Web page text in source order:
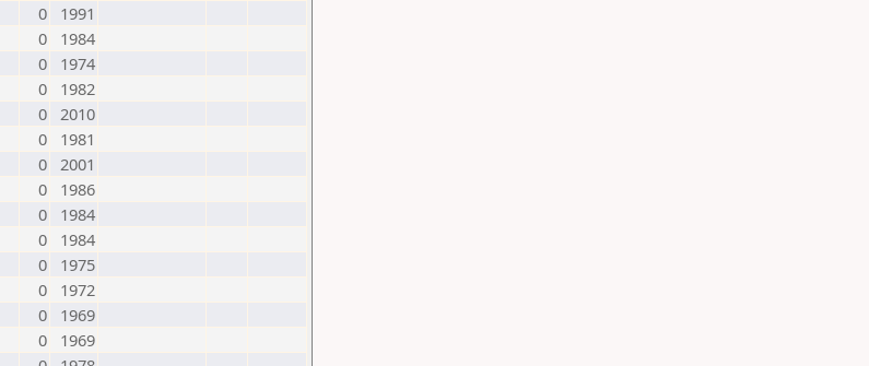
0
1991
0
1984
0
1974
0
1982
0 2010
0
1981
0 2001
0
1986
0
1984
0
1984
0
1975
0
1972
0
1969
0
1969